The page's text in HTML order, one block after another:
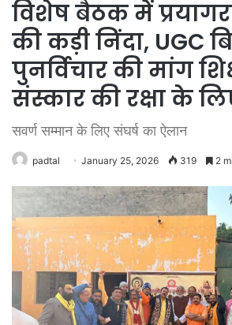
विशेष बैठक में
की कड़ी निंदा, UGC
पुनर्विचार की मांग
संस्कार की रक्षा के
सवर्ण सम्मान के लिए संघर्ष का ऐलान
padtal January 25, 2026 319 2